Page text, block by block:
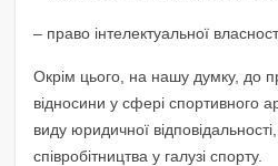
– право інтелектуальної
Окрім цього, на нашу думку, до
відносини у сфері спортивного
виду юридичної
співробітництва у галузі спорту.